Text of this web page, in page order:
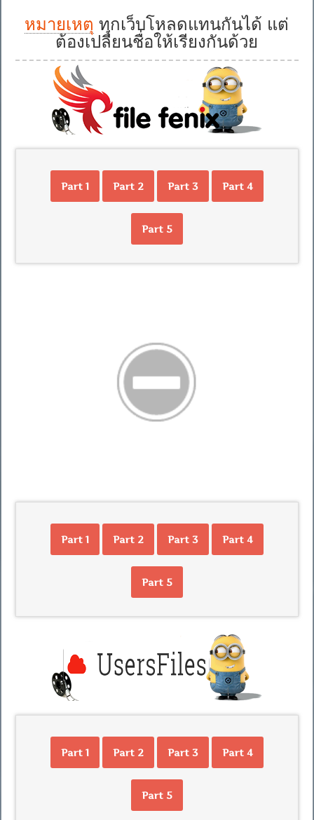
หมายเหตุ ทุกเว็บโหลดแทนกันได้ แต่
ต้องเปลี่ยนชื่อให้เรียงกันด้วย
Part 1 Part 2 Part 3 Part 4
Part 5
Part 1 Part 2 Part 3 Part 4
Part 5
Part 1 Part 2 Part 3 Part 4
Part 5